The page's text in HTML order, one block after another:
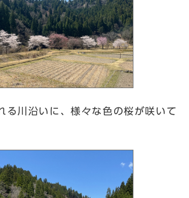
川沿いに、様々な色の桜が咲いて